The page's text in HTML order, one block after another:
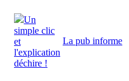
Un
simple clic
et
l'explication
déchire !
La pub informe